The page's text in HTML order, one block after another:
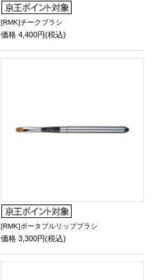
[RMK]チークブラシ
価格 4,400円(税込)
[RMK]ポータブルリップブラシ
価格 3,300円(税込)